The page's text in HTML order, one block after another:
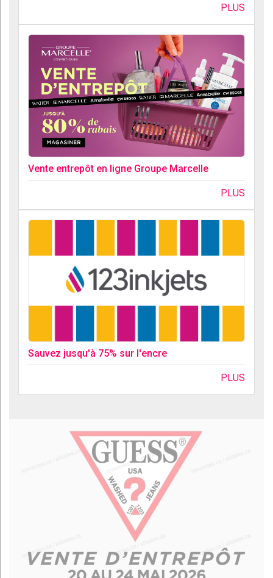
PLUS
Vente entrepôt en ligne Groupe Marcelle
PLUS
Sauvez jusqu'à 75% sur l'encre
PLUS